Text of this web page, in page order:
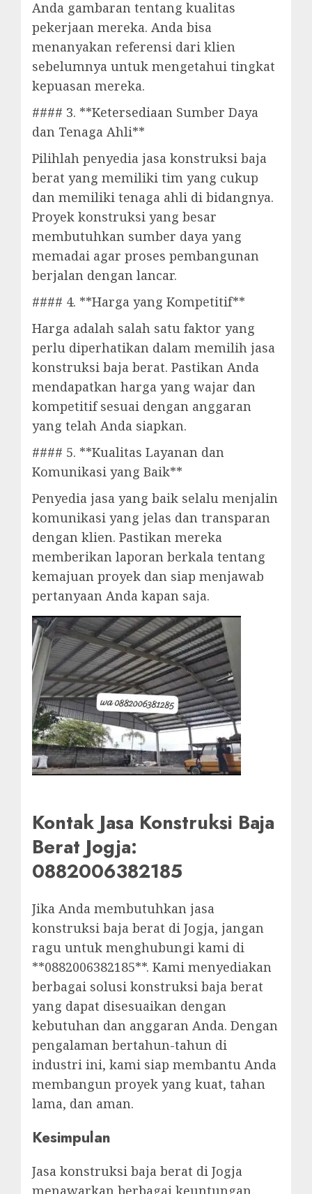
Anda gambaran tentang kualitas
pekerjaan mereka. Anda bisa
menanyakan referensi dari klien
sebelumnya untuk mengetahui tingkat
kepuasan mereka.
#### 3. **Ketersediaan Sumber Daya
dan Tenaga Ahli**
Pilihlah penyedia jasa konstruksi baja
berat yang memiliki tim yang cukup
dan memiliki tenaga ahli di bidangnya.
Proyek konstruksi yang besar
membutuhkan sumber daya yang
memadai agar proses pembangunan
berjalan dengan lancar.
#### 4. **Harga yang Kompetitif**
Harga adalah salah satu faktor yang
perlu diperhatikan dalam memilih jasa
konstruksi baja berat. Pastikan Anda
mendapatkan harga yang wajar dan
kompetitif sesuai dengan anggaran
yang telah Anda siapkan.
#### 5. **Kualitas Layanan dan
Komunikasi yang Baik**
Penyedia jasa yang baik selalu menjalin
komunikasi yang jelas dan transparan
dengan klien. Pastikan mereka
memberikan laporan berkala tentang
kemajuan proyek dan siap menjawab
pertanyaan Anda kapan saja.
Kontak Jasa Konstruksi Baja
Berat Jogja:
0882006382185
Jika Anda membutuhkan jasa
konstruksi baja berat di Jogja, jangan
ragu untuk menghubungi kami di
**0882006382185**. Kami menyediakan
berbagai solusi konstruksi baja berat
yang dapat disesuaikan dengan
kebutuhan dan anggaran Anda. Dengan
pengalaman bertahun-tahun di
industri ini, kami siap membantu Anda
membangun proyek yang kuat, tahan
lama, dan aman.
Kesimpulan
Jasa konstruksi baja berat di Jogja
menawarkan berbagai keuntungan